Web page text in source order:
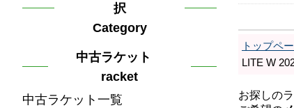
択
Category
中古ラケット
racket
中古ラケット一覧
トップペ
LITE W